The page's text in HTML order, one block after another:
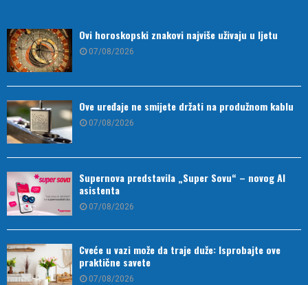
Ovi horoskopski znakovi najviše uživaju u ljetu
07/08/2026
Ove uređaje ne smijete držati na produžnom kablu
07/08/2026
Supernova predstavila „Super Sovu“ – novog AI
asistenta
07/08/2026
Cveće u vazi može da traje duže: Isprobajte ove
praktične savete
07/08/2026